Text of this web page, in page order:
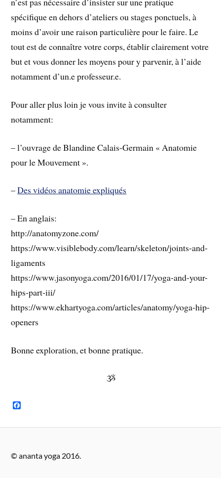
spécifique en dehors d’ateliers ou stages ponctuels, à
moins d’avoir une raison particulière pour le faire. Le
tout est de connaître votre corps, établir clairement votre
but et vous donner les moyens pour y parvenir, à l’aide
notamment d’un.e professeur.e.
Pour aller plus loin je vous invite à consulter
notamment:
– l’ouvrage de Blandine Calais-Germain « Anatomie
pour le Mouvement ».
–Des vidéos anatomie expliqués
– En anglais:
http://anatomyzone.com/
https://www.visiblebody.com/learn/skeleton/joints-and-
ligaments
https://www.jasonyoga.com/2016/01/17/yoga-and-your-
hips-part-iii/
https://www.ekhartyoga.com/articles/anatomy/yoga-hip-
openers
Bonne exploration, et bonne pratique.
ૐ
e
o
k
© ananta yoga 2016.